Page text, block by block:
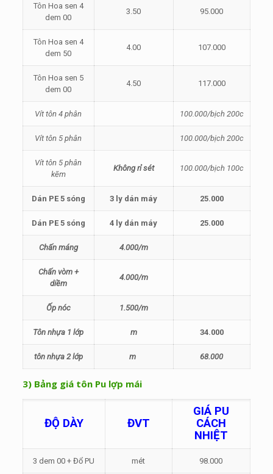
Tôn Hoa sen 4
dem 00
3.50 95.000
Tôn Hoa sen 4
dem 50
4.00 107.000
Tôn Hoa sen 5
dem 00
4.50 117.000
Vít tôn 4 phân 100.000/bịch 200c
Vít tôn 5 phân 100.000/bịch 200c
Vít tôn 5 phân
kẽm
Không rỉ sét 100.000/bịch 100c
Dán PE 5 sóng 3 ly dán máy 25.000
Dán PE 5 sóng 4 ly dán máy 25.000
Chấn máng 4.000/m
Chấn vòm +
diềm
4.000/m
Ốp nóc 1.500/m
Tôn nhựa 1 lớp m 34.000
tôn nhựa 2 lớp m 68.000
3) Bảng giá tôn Pu lợp mái
ĐỘ DÀY ĐVT
GIÁ PU
CÁCH
NHIỆT
3 dem 00 + Đổ PU mét 98.000